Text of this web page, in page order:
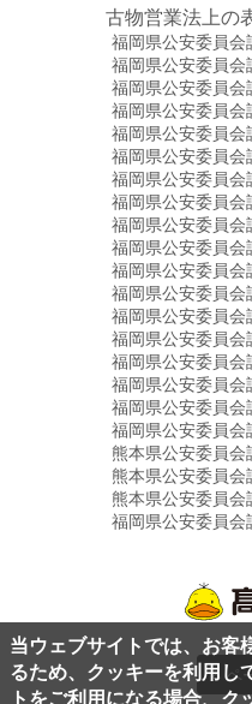
古物営業法上の
福岡県公安委員
福岡県公安委員
福岡県公安委員
福岡県公安委員
福岡県公安委員
福岡県公安委員
福岡県公安委員
福岡県公安委員
福岡県公安委員
福岡県公安委員
福岡県公安委員
福岡県公安委員
福岡県公安委員
福岡県公安委員
福岡県公安委員
福岡県公安委員
福岡県公安委員
福岡県公安委員
熊本県公安委員
熊本県公安委員
熊本県公安委員
福岡県公安委員
ペ
当ウェブサイトでは、お客
るため、クッキーを利用し
トをご利用になる場合、